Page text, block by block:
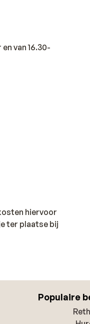
van 16.30-
hiervoor
ter plaatse bij
Populaire